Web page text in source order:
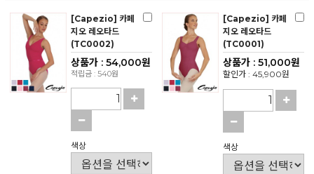
[Capezio] 카페
지오 레오타드
(TC0002)
상품가 : 54,000원
적립금 : 540원
색상
[Capezio] 카페
지오 레오타드
(TC0001)
상품가 : 51,000원
할인가 : 45,900원
색상